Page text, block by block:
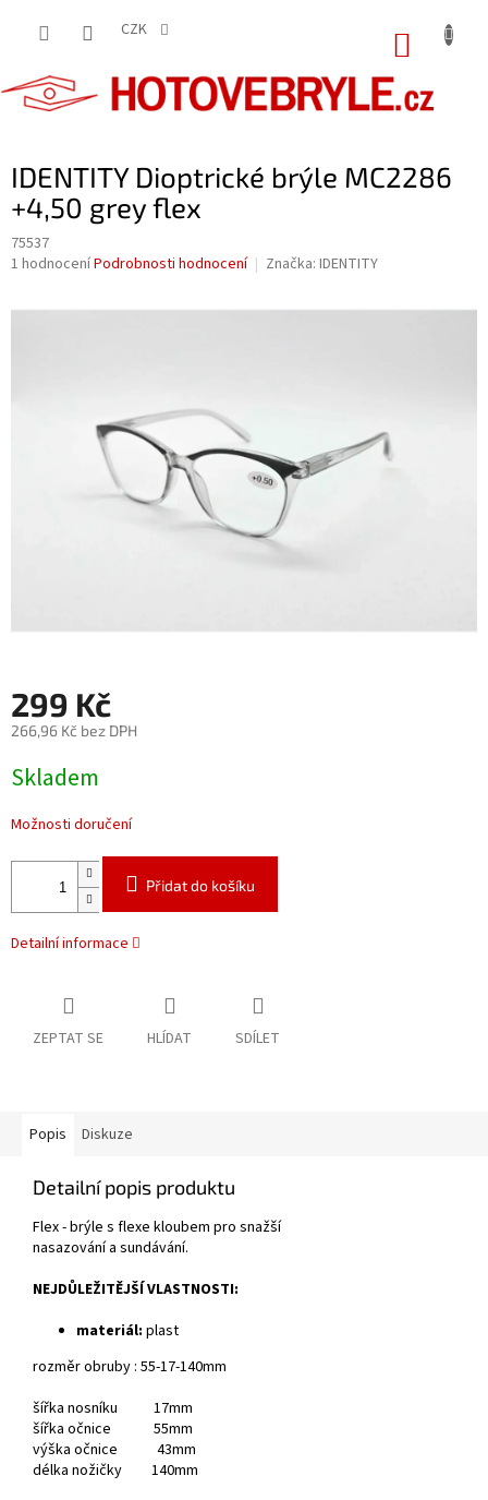
CZK
IDENTITY Dioptrické brýle MC2286
+4,50 grey flex
75537
Průměrné
1 hodnoceníPodrobnosti hodnocení Značka: IDENTITY
299 Kč
266,96 Kč bez DPH
cena:
Skladem
Možnosti doručení
Přidat do košíku
Detailní informace
ZEPTAT SE HLÍDAT SDÍLET
Popis Diskuze
Detailní popis produktu
Flex - brýle s flexe kloubem pro snažší
nasazování a sundávání.
NEJDŮLEŽITĚJŠÍ VLASTNOSTI:
materiál: plast
rozměr obruby : 55-17-140mm
šířka nosníku 17mm
šířka očnice 55mm
výška očnice 43mm
délka nožičky 140mm